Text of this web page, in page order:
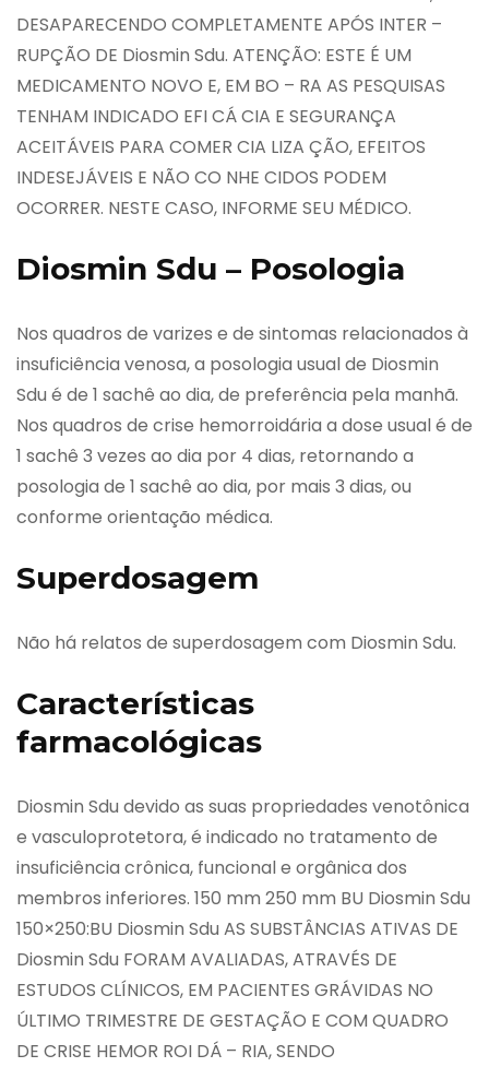
DESAPARECENDO COMPLETAMENTE APÓS INTER –
RUPÇÃO DE Diosmin Sdu. ATENÇÃO: ESTE É UM
MEDICAMENTO NOVO E, EM BO – RA AS PESQUISAS
TENHAM INDICADO EFI CÁ CIA E SEGURANÇA
ACEITÁVEIS PARA COMER CIA LIZA ÇÃO, EFEITOS
INDESEJÁVEIS E NÃO CO NHE CIDOS PODEM
OCORRER. NESTE CASO, INFORME SEU MÉDICO.
Diosmin Sdu – Posologia
Nos quadros de varizes e de sintomas relacionados à
insuficiência venosa, a posologia usual de Diosmin
Sdu é de 1 sachê ao dia, de preferência pela manhã.
Nos quadros de crise hemorroidária a dose usual é de
1 sachê 3 vezes ao dia por 4 dias, retornando a
posologia de 1 sachê ao dia, por mais 3 dias, ou
conforme orientação médica.
Superdosagem
Não há relatos de superdosagem com Diosmin Sdu.
Características
farmacológicas
Diosmin Sdu devido as suas propriedades venotônica
e vasculoprotetora, é indicado no tratamento de
insuficiência crônica, funcional e orgânica dos
membros inferiores. 150 mm 250 mm BU Diosmin Sdu
150×250:BU Diosmin Sdu AS SUBSTÂNCIAS ATIVAS DE
Diosmin Sdu FORAM AVALIADAS, ATRAVÉS DE
ESTUDOS CLÍNICOS, EM PACIENTES GRÁVIDAS NO
ÚLTIMO TRIMESTRE DE GESTAÇÃO E COM QUADRO
DE CRISE HEMOR ROI DÁ – RIA, SENDO